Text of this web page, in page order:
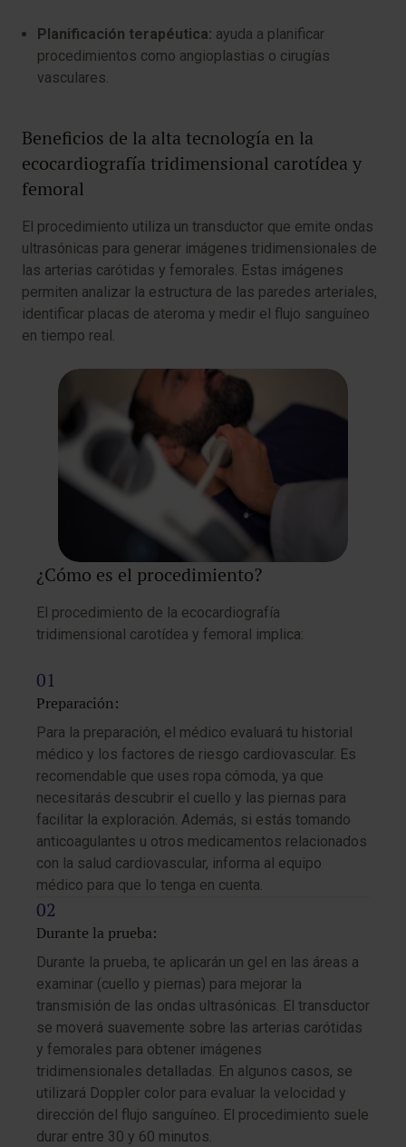
Planificación terapéutica: ayuda a planificar
procedimientos como angioplastias o cirugías
vasculares.
Beneficios de la alta tecnología en la
ecocardiografía tridimensional carotídea y
femoral
El procedimiento utiliza un transductor que emite ondas
ultrasónicas para generar imágenes tridimensionales de
las arterias carótidas y femorales. Estas imágenes
permiten analizar la estructura de las paredes arteriales,
identificar placas de ateroma y medir el flujo sanguíneo
en tiempo real.
¿Cómo es el procedimiento?
El procedimiento de la ecocardiografía
tridimensional carotídea y femoral implica:
Preparación:
Para la preparación, el médico evaluará tu historial
médico y los factores de riesgo cardiovascular. Es
recomendable que uses ropa cómoda, ya que
necesitarás descubrir el cuello y las piernas para
facilitar la exploración. Además, si estás tomando
anticoagulantes u otros medicamentos relacionados
con la salud cardiovascular, informa al equipo
médico para que lo tenga en cuenta.
Durante la prueba:
Durante la prueba, te aplicarán un gel en las áreas a
examinar (cuello y piernas) para mejorar la
transmisión de las ondas ultrasónicas. El transductor
se moverá suavemente sobre las arterias carótidas
y femorales para obtener imágenes
tridimensionales detalladas. En algunos casos, se
utilizará Doppler color para evaluar la velocidad y
dirección del flujo sanguíneo. El procedimiento suele
durar entre 30 y 60 minutos.